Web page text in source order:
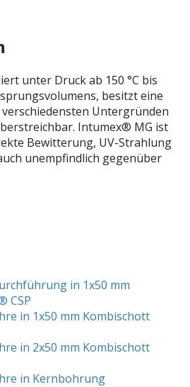
unter Druck ab 150 °C bis
besitzt eine
Untergründen
Intumex® MG ist
Bewitterung, UV-Strahlung
unempfindlich gegenüber
in 1x50 mm
CSP
in 1x50 mm Kombischott
in 2x50 mm Kombischott
in Kernbohrung